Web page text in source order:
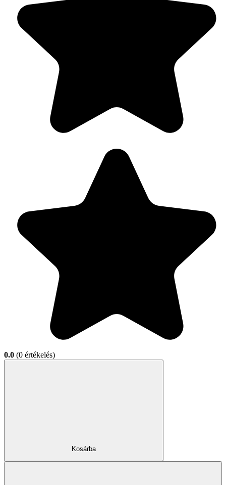
0.0 (0 értékelés)
Kosárba